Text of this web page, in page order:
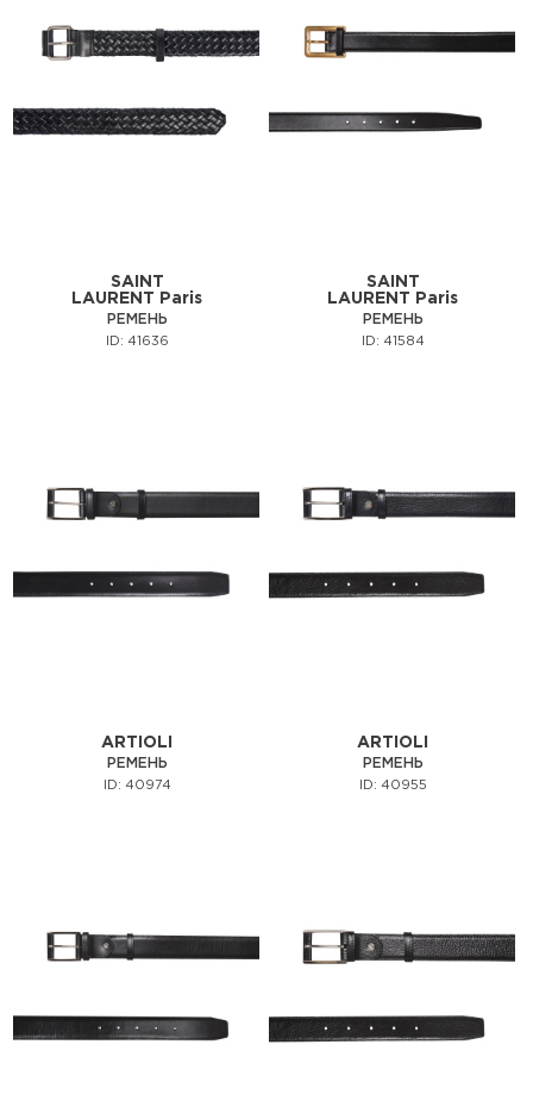
SAINT
LAURENT Paris
РЕМЕНЬ
ID: 41636
SAINT
LAURENT Paris
РЕМЕНЬ
ID: 41584
ARTIOLI
РЕМЕНЬ
ID: 40974
ARTIOLI
РЕМЕНЬ
ID: 40955